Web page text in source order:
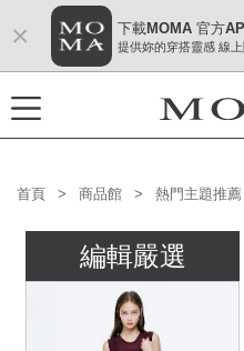
功能選單
2026秋季形象 Mode 風格
× 下載MOMA 官方
提供妳的穿搭靈感 線
首頁 商品館 熱門主題推薦
編輯嚴選